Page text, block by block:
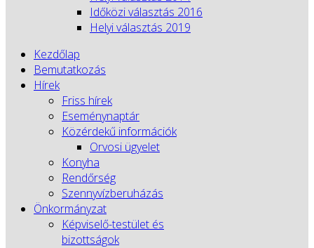
Időközi választás 2016
Helyi választás 2019
Kezdőlap
Bemutatkozás
Hírek
Friss hírek
Eseménynaptár
Közérdekű információk
Orvosi ügyelet
Konyha
Rendőrség
Szennyvízberuházás
Önkormányzat
Képviselő-testület és
bizottságok